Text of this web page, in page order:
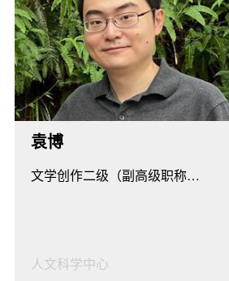
袁博
文学创作二级（副高级职称）、专任讲师
人文科学中心